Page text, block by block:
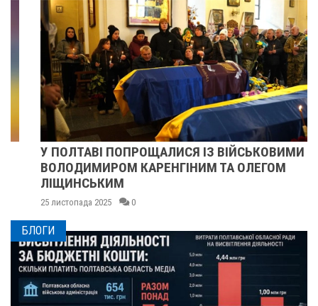
У ПОЛТАВІ ПОПРОЩАЛИСЯ ІЗ ВІЙСЬКОВИМИ
ВОЛОДИМИРОМ КАРЕНГІНИМ ТА ОЛЕГОМ
ЛІЩИНСЬКИМ
25 листопада 2025 0
БЛОГИ